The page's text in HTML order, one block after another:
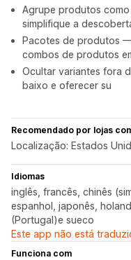
Agrupe produtos
simplifique a
Pacotes de produtos
combos de produtos
Ocultar variantes fora
baixo e oferecer su
Recomendado por lojas
Localização: Estados
Idiomas
inglês, francês, chinês
espanhol, japonês,
(Portugal)e sueco
Este app não está
Funciona com